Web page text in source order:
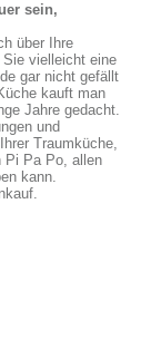
sein,
über Ihre
vielleicht eine
gar nicht gefällt
kauft man
Jahre gedacht.
und
Traumküche,
Pi Pa Po, allen
kann.